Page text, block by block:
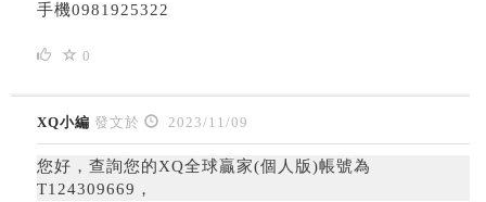
手機0981925322
0
XQ小編 發文於 2023/11/09
您好，查詢您的XQ全球贏家(個人版)帳號為
T124309669，